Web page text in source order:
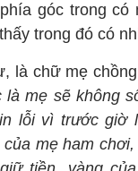
góc trong có
trong đó có
là chữ mẹ
là mẹ sẽ không
lỗi vì trước giờ
mẹ ham